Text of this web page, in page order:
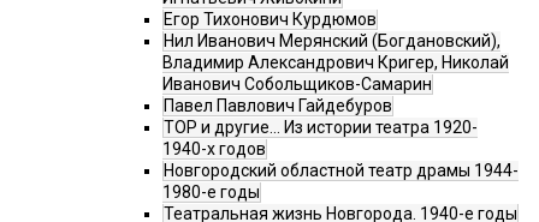
Егор Тихонович Курдюмов
Нил Иванович Мерянский (Богдановский),
Владимир Александрович Кригер, Николай
Иванович Собольщиков-Самарин
Павел Павлович Гайдебуров
ТОР и другие… Из истории театра 1920-
1940-х годов
Новгородский областной театр драмы 1944-
1980-е годы
Театральная жизнь Новгорода. 1940-е годы